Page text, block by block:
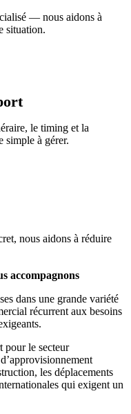
— nous aidons à
situation.
le timing et la
simple à gérer.
nous aidons à réduire
accompagnons
dans une grande variété
récurrent aux besoins
pour le secteur
les déplacements
qui exigent un